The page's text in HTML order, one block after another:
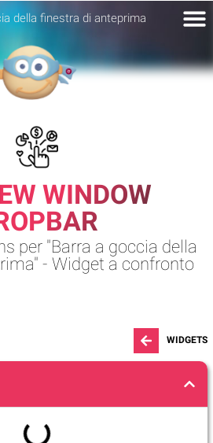
della finestra di anteprima
WINDOW
per "Barra a goccia della
- Widget a confronto
WIDGETS